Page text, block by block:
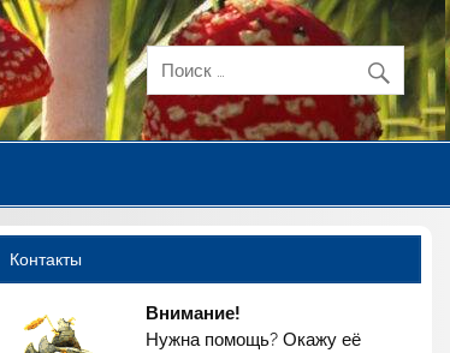
Контакты
Внимание!
Нужна помощь? Окажу её